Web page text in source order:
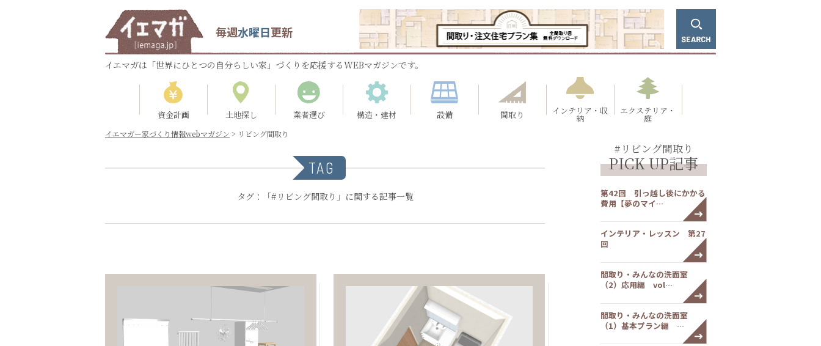
毎週水曜日更新
イエマガは「世界にひとつの自分らしい家」づくりを応援するWEBマガジンです。
資金計画 土地探し 業者選び 構造・建材 設備 間取り インテリア・収
納
エクステリア・
庭
イエマガー家づくり情報webマガジン > リビング間取り
TAG
タグ：「#リビング間取り」に関する記事一覧
#リビング間取り
PICK UP記事
第42回 引っ越し後にかかる
費用【夢のマイ…
インテリア・レッスン 第27
回
間取り・みんなの洗面室
（2）応用編 vol…
間取り・みんなの洗面室
（1）基本プラン編 …